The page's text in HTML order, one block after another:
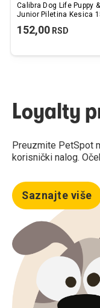
Calibra Dog Life Puppy &
Junior Piletina Kesica
152,00 RSD
Loyalty
Preuzmite PetSpot
korisnički nalog.
Saznajte više